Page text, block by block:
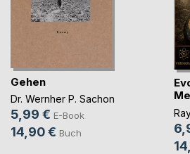
Gehen
Dr. Wernher P. Sachon
5,99 € E-Book
14,90 € Buch